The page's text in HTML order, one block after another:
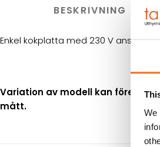
We
BESKRIVNING
Enkel kokplatta med 230 V
Variation av modell kan
mått.